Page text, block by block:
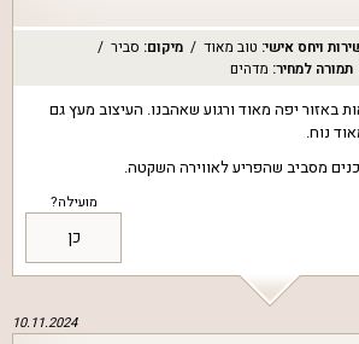
ויחס אישי: טוב מאוד מיקום: סביר
תמורה למחיר: מדהים
באזור יפה מאוד ורגוע שאהבנו. העיצוב מעץ גם
נוח.
מסביב שהפריע לאווירה השקטה.
מועילה?
כן
10.11.2024